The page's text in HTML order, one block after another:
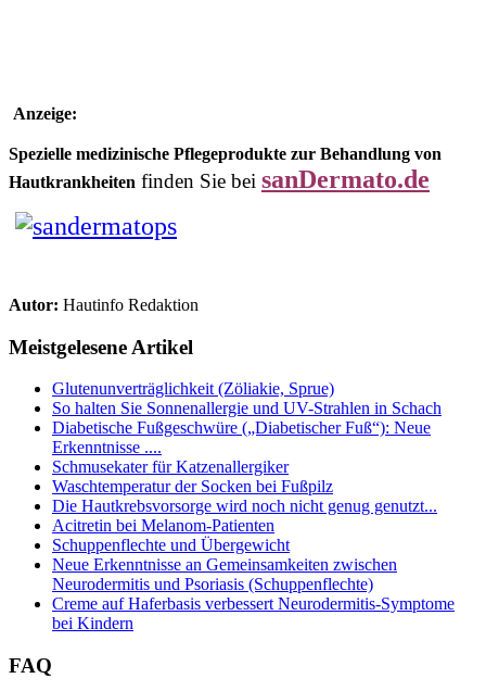
Anzeige:
Spezielle medizinische Pflegeprodukte zur Behandlung von
Hautkrankheiten finden Sie bei sanDermato.de
Autor: Hautinfo Redaktion
Meistgelesene Artikel
Glutenunverträglichkeit (Zöliakie, Sprue)
So halten Sie Sonnenallergie und UV-Strahlen in Schach
Diabetische Fußgeschwüre („Diabetischer Fuß“): Neue
Erkenntnisse ....
Schmusekater für Katzenallergiker
Waschtemperatur der Socken bei Fußpilz
Die Hautkrebsvorsorge wird noch nicht genug genutzt...
Acitretin bei Melanom-Patienten
Schuppenflechte und Übergewicht
Neue Erkenntnisse an Gemeinsamkeiten zwischen
Neurodermitis und Psoriasis (Schuppenflechte)
Creme auf Haferbasis verbessert Neurodermitis-Symptome
bei Kindern
FAQ